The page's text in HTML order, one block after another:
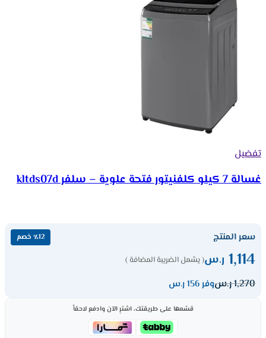
تفضيل
غسالة 7 كيلو كلفنيتور فتحة علوية – سلفر kltds07d
سعر المنتج ٪12 خصم
1,114 ر.س( يشمل الضريبة المضافة )
1,270ر.سوفر 156 ر.س
قسّمها على طريقتك، اشترِ الآن وادفع لاحقاً